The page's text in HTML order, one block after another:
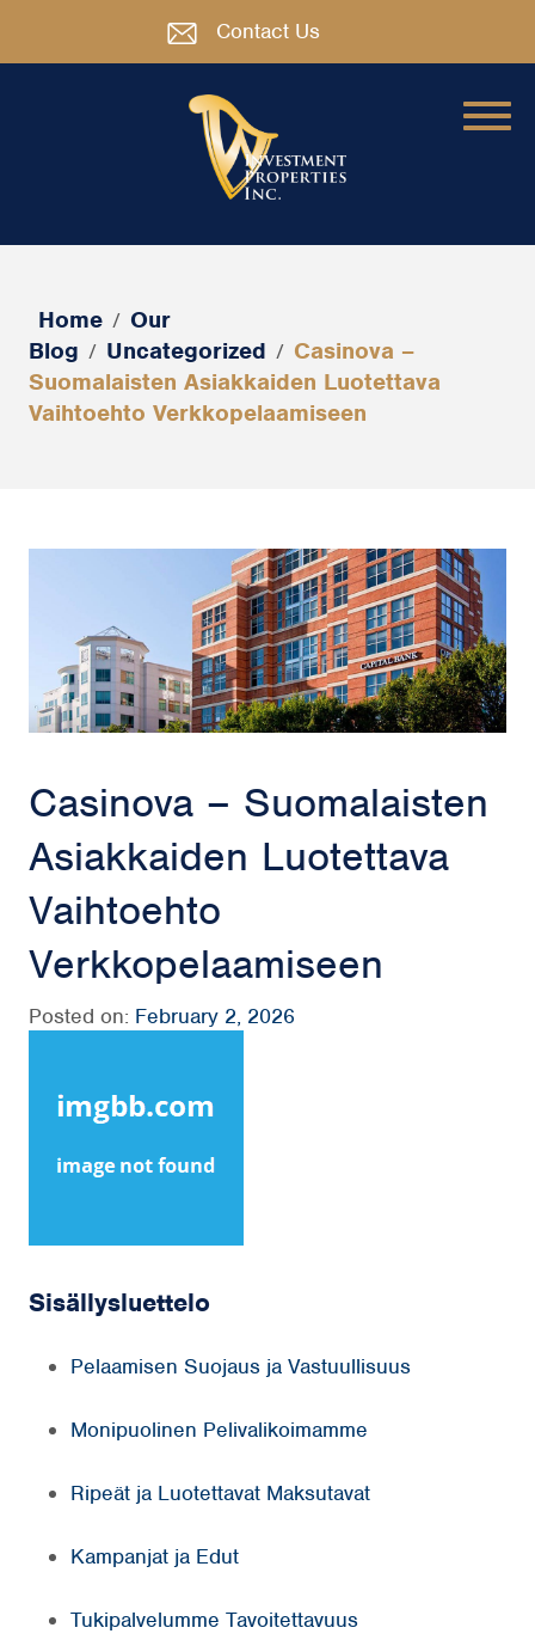
Contact Us
Home / Our
Blog / Uncategorized / Casinova –
Suomalaisten Asiakkaiden Luotettava
Vaihtoehto Verkkopelaamiseen
Casinova – Suomalaisten
Asiakkaiden Luotettava
Vaihtoehto
Verkkopelaamiseen
Posted on: February 2, 2026
Sisällysluettelo
Pelaamisen Suojaus ja Vastuullisuus
Monipuolinen Pelivalikoimamme
Ripeät ja Luotettavat Maksutavat
Kampanjat ja Edut
Tukipalvelumme Tavoitettavuus